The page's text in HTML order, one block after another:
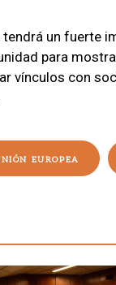
un fuerte
para
vínculos con
EUROPEA